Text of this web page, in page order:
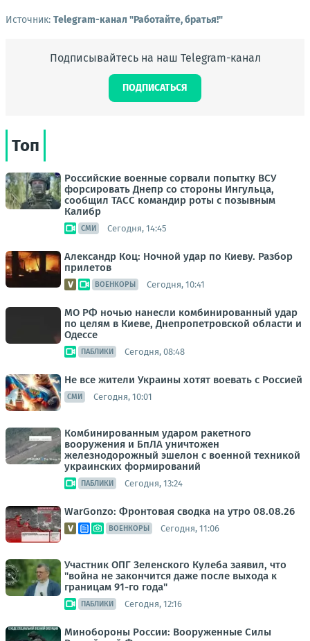
Источник: Telegram-канал "Работайте, братья!"
Подписывайтесь на наш Telegram-канал
ПОДПИСАТЬСЯ
Топ
Российские военные сорвали попытку ВСУ
форсировать Днепр со стороны Ингульца,
сообщил ТАСС командир роты с позывным
Калибр
СМИ Сегодня, 14:45
Александр Коц: Ночной удар по Киеву. Разбор
прилетов
ВОЕНКОРЫ Сегодня, 10:41
МО РФ ночью нанесли комбинированный удар
по целям в Киеве, Днепропетровской области и
Одессе
ПАБЛИКИ Сегодня, 08:48
Не все жители Украины хотят воевать с Россией
СМИ Сегодня, 10:01
Комбинированным ударом ракетного
вооружения и БпЛА уничтожен
железнодорожный эшелон с военной техникой
украинских формирований
ПАБЛИКИ Сегодня, 13:24
WarGonzo: Фронтовая сводка на утро 08.08.26
ВОЕНКОРЫ Сегодня, 11:06
Участник ОПГ Зеленского Кулеба заявил, что
"война не закончится даже после выхода к
границам 91-го года"
ПАБЛИКИ Сегодня, 12:16
Минобороны России: Вооруженные Силы